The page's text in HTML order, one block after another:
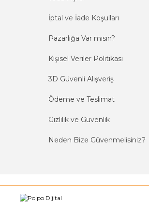
İptal ve İade Koşulları
Pazarlığa Var mısın?
Kişisel Veriler Politikası
3D Güvenli Alışveriş
Ödeme ve Teslimat
Gizlilik ve Güvenlik
Neden Bize Güvenmelisiniz?